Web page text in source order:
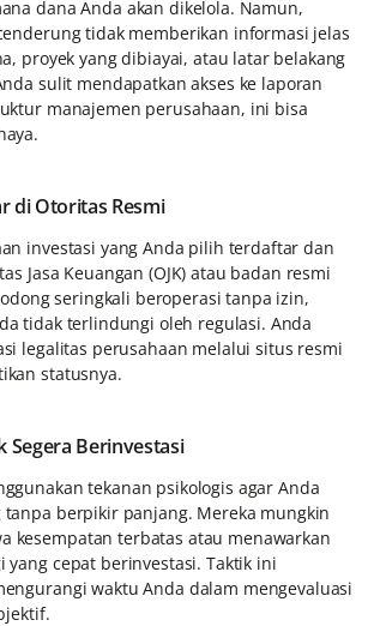
dana Anda akan dikelola. Namun,
tidak memberikan informasi jelas
proyek yang dibiayai, atau latar belakang
sulit mendapatkan akses ke laporan
manajemen perusahaan, ini bisa
di Otoritas Resmi
investasi yang Anda pilih terdaftar dan
Jasa Keuangan (OJK) atau badan resmi
seringkali beroperasi tanpa izin,
tidak terlindungi oleh regulasi. Anda
legalitas perusahaan melalui situs resmi
statusnya.
Segera Berinvestasi
tekanan psikologis agar Anda
tanpa berpikir panjang. Mereka mungkin
kesempatan terbatas atau menawarkan
yang cepat berinvestasi. Taktik ini
waktu Anda dalam mengevaluasi